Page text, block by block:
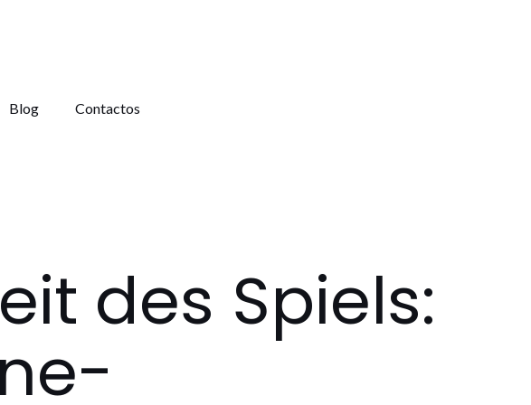
Blog Contactos
des Spiels: